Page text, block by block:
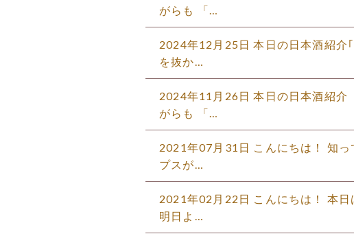
がらも 「…
2024年12月25日 本日の日本酒紹介
を抜か…
2024年11月26日 本日の日本酒紹介
がらも 「…
2021年07月31日 こんにちは！ 知
プスが…
2021年02月22日 こんにちは！ 本
明日よ…